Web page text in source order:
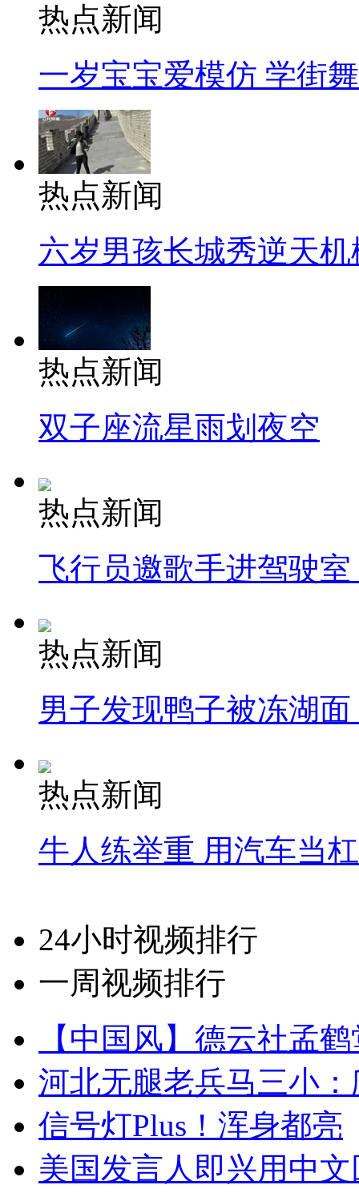
热点新闻
一岁宝宝爱模仿 学街
热点新闻
六岁男孩长城秀逆天机
热点新闻
双子座流星雨划夜空
热点新闻
飞行员邀歌手进驾驶
热点新闻
男子发现鸭子被冻湖
热点新闻
牛人练举重 用汽车当
24小时视频排行
一周视频排行
【中国风】德云社孟
河北无腿老兵马三小
信号灯Plus！浑身都亮
美国发言人即兴用中